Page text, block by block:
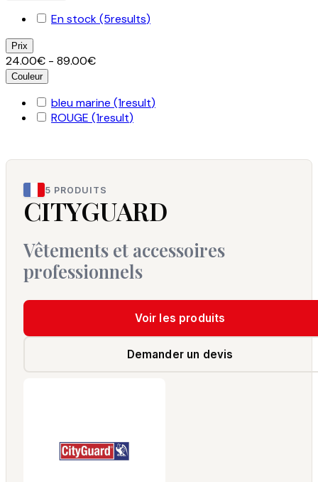
En stock(5results)
Prix
24.00€ - 89.00€
Couleur
bleu marine (1result)
ROUGE (1result)
5 PRODUITS
CITYGUARD
Vêtements et accessoires
professionnels
Voir les produits
Demander un devis